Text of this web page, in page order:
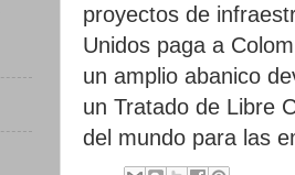
proyectos de
Unidos paga a
un amplio abanico
un Tratado de Libre
del mundo para las